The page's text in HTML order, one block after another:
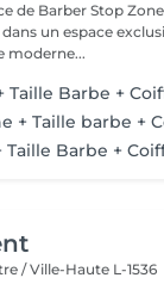
Stop Zone Offrez-vous
un espace
moderne...
Taille Barbe +
+ Taille barbe +
Taille Barbe +
/ Ville-Haute L-1536